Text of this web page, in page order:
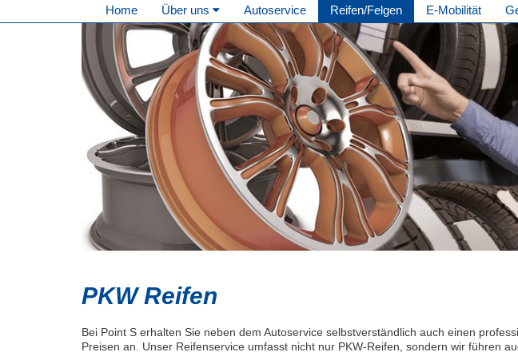
Home Über uns Autoservice Reifen/Felgen E-Mobilität
PKW Reifen
Bei Point S erhalten Sie neben dem Autoservice selbstverständlich auch einen
Preisen an. Unser Reifenservice umfasst nicht nur PKW-Reifen, sondern wir führen